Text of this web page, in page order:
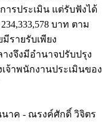
ารประเมิน แต่รับฟังได้
บาท ตาม
มีรายรับเพียง
างจึงมีอำนาจปรับปรุง
จ้าพนักงานประเมินของ
นาค - ณรงค์ศักดิ์ วิจิตร